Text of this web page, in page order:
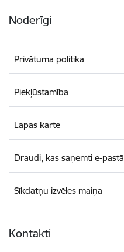
Noderīgi
Privātuma politika
Piekļūstamība
Lapas karte
Draudi, kas saņemti e-pastā
Sīkdatņu izvēles maiņa
Kontakti